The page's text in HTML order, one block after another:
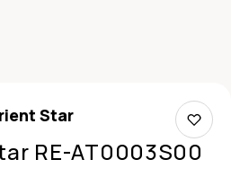
Star
RE-AT0003S00